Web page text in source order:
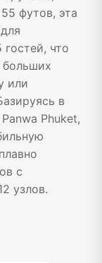
футов, эта
что
или
в
Phuket,
с
узлов.